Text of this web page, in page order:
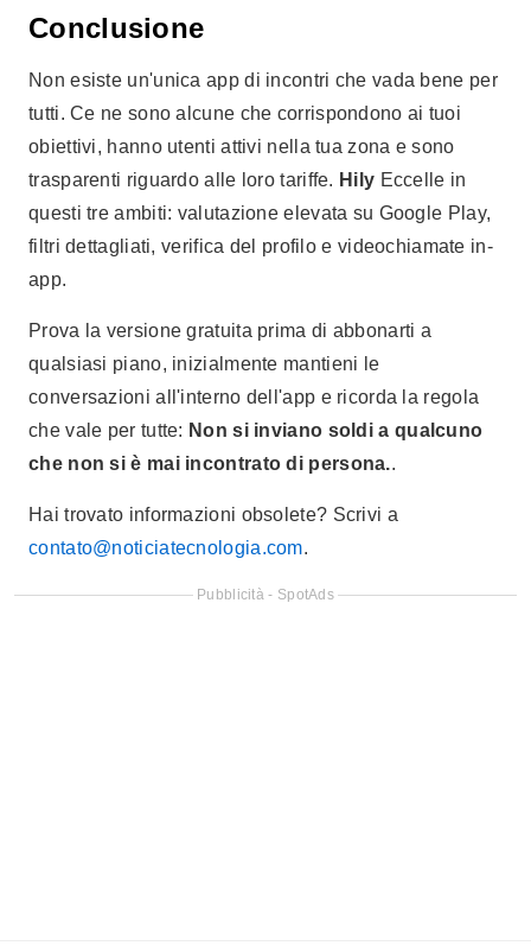
Conclusione
Non esiste un'unica app di incontri che vada bene per
tutti. Ce ne sono alcune che corrispondono ai tuoi
obiettivi, hanno utenti attivi nella tua zona e sono
trasparenti riguardo alle loro tariffe. Hily Eccelle in
questi tre ambiti: valutazione elevata su Google Play,
filtri dettagliati, verifica del profilo e videochiamate in-
app.
Prova la versione gratuita prima di abbonarti a
qualsiasi piano, inizialmente mantieni le
conversazioni all'interno dell'app e ricorda la regola
che vale per tutte: Non si inviano soldi a qualcuno
che non si è mai incontrato di persona..
Hai trovato informazioni obsolete? Scrivi a
contato@noticiatecnologia.com.
Pubblicità - SpotAds